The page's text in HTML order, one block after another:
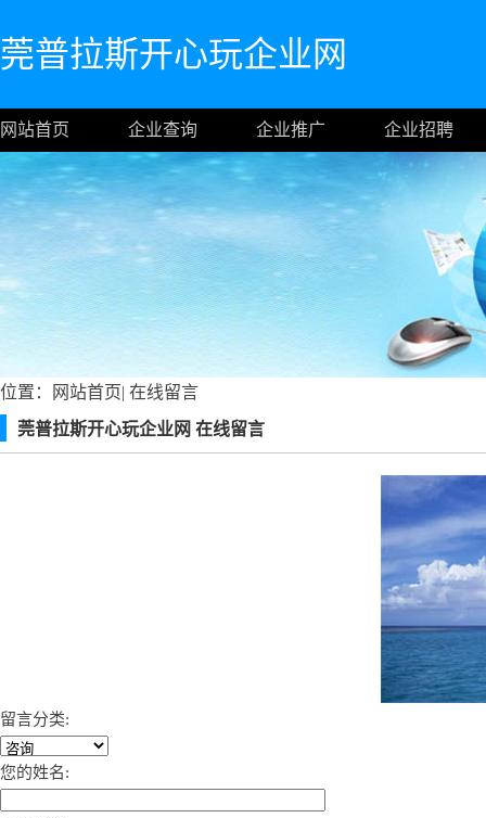
莞普拉斯开心玩企业网
网站首页 企业查询 企业推广 企业招聘
位置： 网站首页| 在线留言
莞普拉斯开心玩企业网 在线留言
留言分类:
您的姓名: